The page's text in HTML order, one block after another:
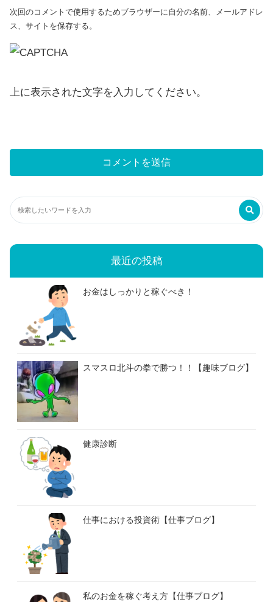
次回のコメントで使用するためブラウザーに自分の名前、メールアドレ
ス、サイトを保存する。
上に表示された文字を入力してください。
最近の投稿
お金はしっかりと稼ぐべき！
スマスロ北斗の拳で勝つ！！【趣味ブログ】
健康診断
仕事における投資術【仕事ブログ】
私のお金を稼ぐ考え方【仕事ブログ】